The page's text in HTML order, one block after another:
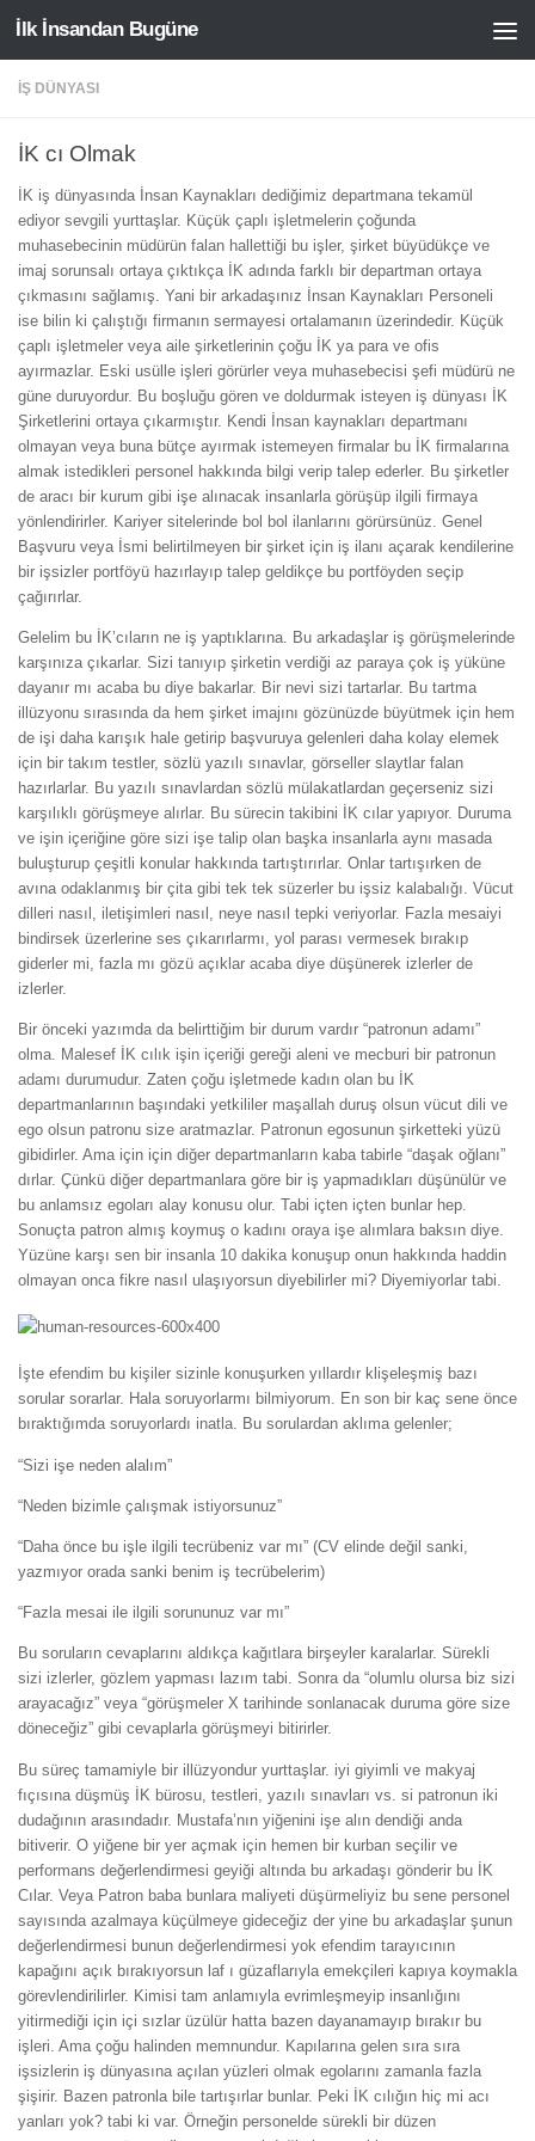
Skip to content
İlk İnsandan Bugüne
İŞ DÜNYASI
İK cı Olmak
İK iş dünyasında İnsan Kaynakları dediğimiz departmana tekamül
ediyor sevgili yurttaşlar. Küçük çaplı işletmelerin çoğunda
muhasebecinin müdürün falan hallettiği bu işler, şirket büyüdükçe ve
imaj sorunsalı ortaya çıktıkça İK adında farklı bir departman ortaya
çıkmasını sağlamış. Yani bir arkadaşınız İnsan Kaynakları Personeli
ise bilin ki çalıştığı firmanın sermayesi ortalamanın üzerindedir. Küçük
çaplı işletmeler veya aile şirketlerinin çoğu İK ya para ve ofis
ayırmazlar. Eski usülle işleri görürler veya muhasebecisi şefi müdürü ne
güne duruyordur. Bu boşluğu gören ve doldurmak isteyen iş dünyası İK
Şirketlerini ortaya çıkarmıştır. Kendi İnsan kaynakları departmanı
olmayan veya buna bütçe ayırmak istemeyen firmalar bu İK firmalarına
almak istedikleri personel hakkında bilgi verip talep ederler. Bu şirketler
de aracı bir kurum gibi işe alınacak insanlarla görüşüp ilgili firmaya
yönlendirirler. Kariyer sitelerinde bol bol ilanlarını görürsünüz. Genel
Başvuru veya İsmi belirtilmeyen bir şirket için iş ilanı açarak kendilerine
bir işsizler portföyü hazırlayıp talep geldikçe bu portföyden seçip
çağırırlar.
Gelelim bu İK’cıların ne iş yaptıklarına. Bu arkadaşlar iş görüşmelerinde
karşınıza çıkarlar. Sizi tanıyıp şirketin verdiği az paraya çok iş yüküne
dayanır mı acaba bu diye bakarlar. Bir nevi sizi tartarlar. Bu tartma
illüzyonu sırasında da hem şirket imajını gözünüzde büyütmek için hem
de işi daha karışık hale getirip başvuruya gelenleri daha kolay elemek
için bir takım testler, sözlü yazılı sınavlar, görseller slaytlar falan
hazırlarlar. Bu yazılı sınavlardan sözlü mülakatlardan geçerseniz sizi
karşılıklı görüşmeye alırlar. Bu sürecin takibini İK cılar yapıyor. Duruma
ve işin içeriğine göre sizi işe talip olan başka insanlarla aynı masada
buluşturup çeşitli konular hakkında tartıştırırlar. Onlar tartışırken de
avına odaklanmış bir çita gibi tek tek süzerler bu işsiz kalabalığı. Vücut
dilleri nasıl, iletişimleri nasıl, neye nasıl tepki veriyorlar. Fazla mesaiyi
bindirsek üzerlerine ses çıkarırlarmı, yol parası vermesek bırakıp
giderler mi, fazla mı gözü açıklar acaba diye düşünerek izlerler de
izlerler.
Bir önceki yazımda da belirttiğim bir durum vardır “patronun adamı”
olma. Malesef İK cılık işin içeriği gereği aleni ve mecburi bir patronun
adamı durumudur. Zaten çoğu işletmede kadın olan bu İK
departmanlarının başındaki yetkililer maşallah duruş olsun vücut dili ve
ego olsun patronu size aratmazlar. Patronun egosunun şirketteki yüzü
gibidirler. Ama için için diğer departmanların kaba tabirle “daşak oğlanı”
dırlar. Çünkü diğer departmanlara göre bir iş yapmadıkları düşünülür ve
bu anlamsız egoları alay konusu olur. Tabi içten içten bunlar hep.
Sonuçta patron almış koymuş o kadını oraya işe alımlara baksın diye.
Yüzüne karşı sen bir insanla 10 dakika konuşup onun hakkında haddin
olmayan onca fikre nasıl ulaşıyorsun diyebilirler mi? Diyemiyorlar tabi.
İşte efendim bu kişiler sizinle konuşurken yıllardır klişeleşmiş bazı
sorular sorarlar. Hala soruyorlarmı bilmiyorum. En son bir kaç sene önce
bıraktığımda soruyorlardı inatla. Bu sorulardan aklıma gelenler;
“Sizi işe neden alalım”
“Neden bizimle çalışmak istiyorsunuz”
“Daha önce bu işle ilgili tecrübeniz var mı” (CV elinde değil sanki,
yazmıyor orada sanki benim iş tecrübelerim)
“Fazla mesai ile ilgili sorununuz var mı”
Bu soruların cevaplarını aldıkça kağıtlara birşeyler karalarlar. Sürekli
sizi izlerler, gözlem yapması lazım tabi. Sonra da “olumlu olursa biz sizi
arayacağız” veya “görüşmeler X tarihinde sonlanacak duruma göre size
döneceğiz” gibi cevaplarla görüşmeyi bitirirler.
Bu süreç tamamiyle bir illüzyondur yurttaşlar. iyi giyimli ve makyaj
fıçısına düşmüş İK bürosu, testleri, yazılı sınavları vs. si patronun iki
dudağının arasındadır. Mustafa’nın yiğenini işe alın dendiği anda
bitiverir. O yiğene bir yer açmak için hemen bir kurban seçilir ve
performans değerlendirmesi geyiği altında bu arkadaşı gönderir bu İK
Cılar. Veya Patron baba bunlara maliyeti düşürmeliyiz bu sene personel
sayısında azalmaya küçülmeye gideceğiz der yine bu arkadaşlar şunun
değerlendirmesi bunun değerlendirmesi yok efendim tarayıcının
kapağını açık bırakıyorsun laf ı güzaflarıyla emekçileri kapıya koymakla
görevlendirilirler. Kimisi tam anlamıyla evrimleşmeyip insanlığını
yitirmediği için içi sızlar üzülür hatta bazen dayanamayıp bırakır bu
işleri. Ama çoğu halinden memnundur. Kapılarına gelen sıra sıra
işsizlerin iş dünyasına açılan yüzleri olmak egolarını zamanla fazla
şişirir. Bazen patronla bile tartışırlar bunlar. Peki İK cılığın hiç mi acı
yanları yok? tabi ki var. Örneğin personelde sürekli bir düzen